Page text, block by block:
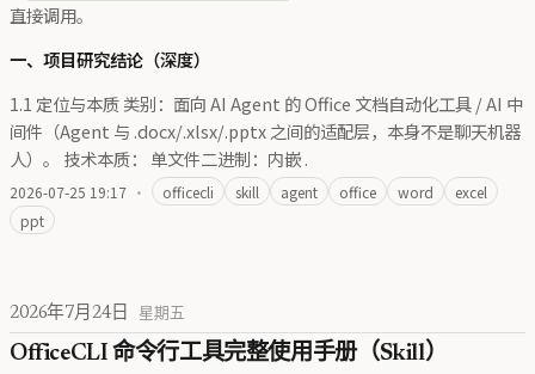
直接调用。
一、项目研究结论（深度）
1.1 定位与本质 类别：面向 AI Agent 的 Office 文档自动化工具 / AI 中
间件（Agent 与 .docx/.xlsx/.pptx 之间的适配层，本身不是聊天机器
人）。 技术本质： 单文件二进制：内嵌 .
2026-07-25 19:17 · officecli skill agent office word
excel
ppt
2026年7月24日 星期五
OfficeCLI 命令行工具完整使用手册（Skill）